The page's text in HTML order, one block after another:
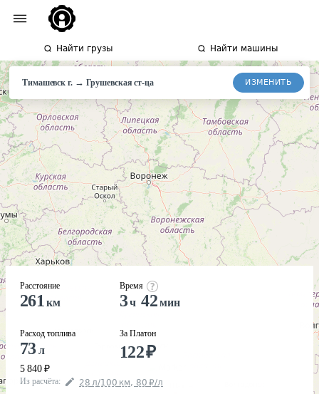
Найти грузы Найти машины
Тимашевск г.→ Грушевскаяст-ца ИЗМЕНИТЬ
Расстояние
261 км
Расход топлива
73л
5 840 ₽
Время
3ч 42мин
За Платон
122₽
Из расчёта: 28 л/100 км, 80 ₽/л